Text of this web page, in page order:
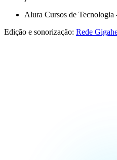
Alura Cursos de Tecnologia
Edição e sonorização: Rede